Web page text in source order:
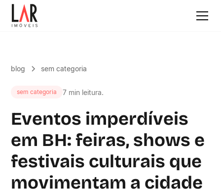
blog sem categoria
sem categoria 7 min leitura.
Eventos imperdíveis
em BH: feiras, shows e
festivais culturais que
movimentam a cidade